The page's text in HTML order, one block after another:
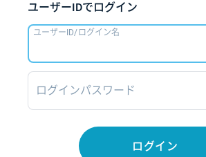
ユーザーIDでログイン
ユーザーID/ログイン名
ログインパスワード
ログイン